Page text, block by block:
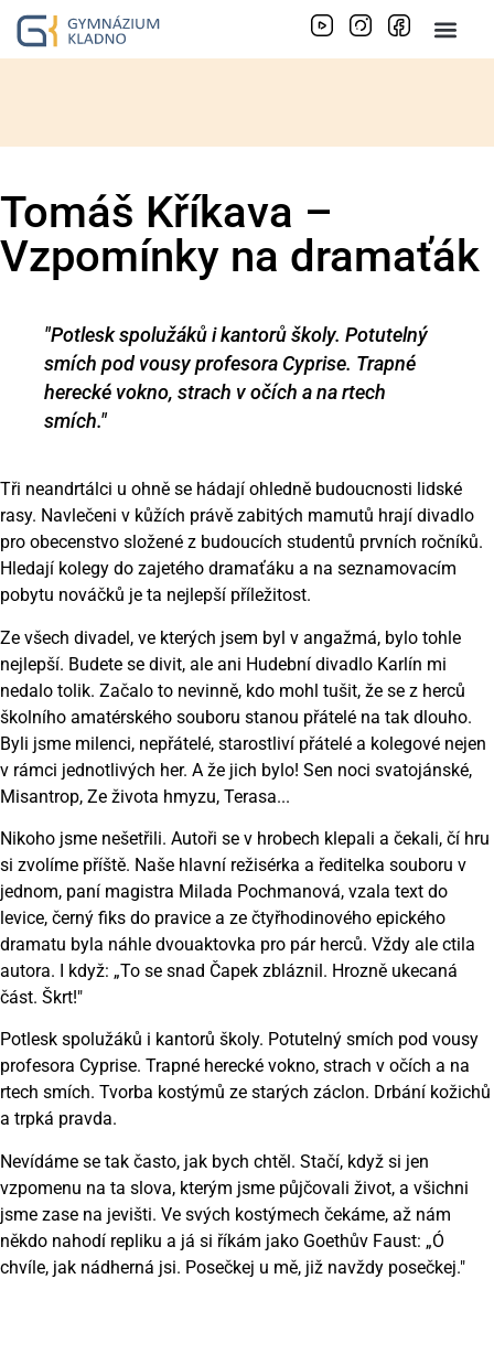
Tomáš Kříkava –
Vzpomínky na dramaťák
"Potlesk spolužáků i kantorů školy. Potutelný
smích pod vousy profesora Cyprise. Trapné
herecké vokno, strach v očích a na rtech
smích."
Tři neandrtálci u ohně se hádají ohledně budoucnosti lidské
rasy. Navlečeni v kůžích právě zabitých mamutů hrají divadlo
pro obecenstvo složené z budoucích studentů prvních ročníků.
Hledají kolegy do zajetého dramaťáku a na seznamovacím
pobytu nováčků je ta nejlepší příležitost.
Ze všech divadel, ve kterých jsem byl v angažmá, bylo tohle
nejlepší. Budete se divit, ale ani Hudební divadlo Karlín mi
nedalo tolik. Začalo to nevinně, kdo mohl tušit, že se z herců
školního amatérského souboru stanou přátelé na tak dlouho.
Byli jsme milenci, nepřátelé, starostliví přátelé a kolegové nejen
v rámci jednotlivých her. A že jich bylo! Sen noci svatojánské,
Misantrop, Ze života hmyzu, Terasa...
Nikoho jsme nešetřili. Autoři se v hrobech klepali a čekali, čí hru
si zvolíme příště. Naše hlavní režisérka a ředitelka souboru v
jednom, paní magistra Milada Pochmanová, vzala text do
levice, černý fiks do pravice a ze čtyřhodinového epického
dramatu byla náhle dvouaktovka pro pár herců. Vždy ale ctila
autora. I když: „To se snad Čapek zbláznil. Hrozně ukecaná
část. Škrt!"
Potlesk spolužáků i kantorů školy. Potutelný smích pod vousy
profesora Cyprise. Trapné herecké vokno, strach v očích a na
rtech smích. Tvorba kostýmů ze starých záclon. Drbání kožichů
a trpká pravda.
Nevídáme se tak často, jak bych chtěl. Stačí, když si jen
vzpomenu na ta slova, kterým jsme půjčovali život, a všichni
jsme zase na jevišti. Ve svých kostýmech čekáme, až nám
někdo nahodí repliku a já si říkám jako Goethův Faust: „Ó
chvíle, jak nádherná jsi. Posečkej u mě, již navždy posečkej."